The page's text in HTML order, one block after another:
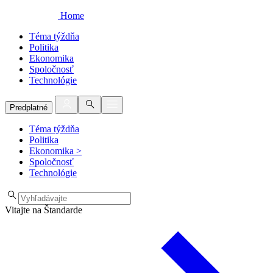
Home
Téma týždňa
Politika
Ekonomika
Spoločnosť
Technológie
Predplatné
Téma týždňa
Politika
Ekonomika >
Spoločnosť
Technológie
Vitajte na Štandarde